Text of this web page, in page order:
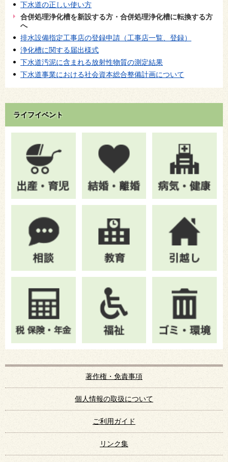
下水道の正しい使い方
合併処理浄化槽を新設する方・合併処理浄化槽に転換する方
へ
排水設備指定工事店の登録申請（工事店一覧、登録）
浄化槽に関する届出様式
下水道汚泥に含まれる放射性物質の測定結果
下水道事業における社会資本総合整備計画について
ライフイベント
著作権・免責事項
個人情報の取扱について
ご利用ガイド
リンク集